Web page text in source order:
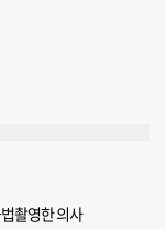
촬영한 의사